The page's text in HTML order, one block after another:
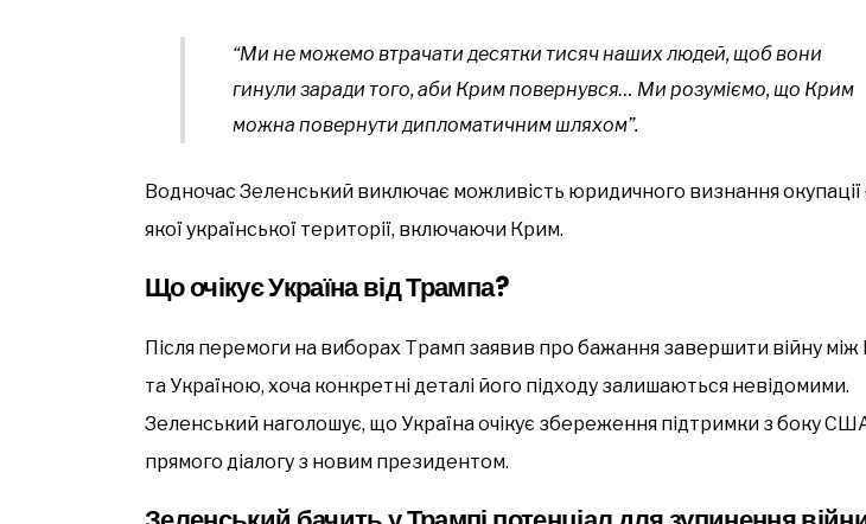
“Ми не можемо втрачати десятки тисяч наших людей, щоб вони
гинули заради того, аби Крим повернувся… Ми розуміємо, що Крим
можна повернути дипломатичним шляхом”.
Водночас Зеленський виключає можливість юридичного визнання окупації
якої української території, включаючи Крим.
Що очікує Україна від Трампа?
Після перемоги на виборах Трамп заявив про бажання завершити війну між
та Україною, хоча конкретні деталі його підходу залишаються невідомими.
Зеленський наголошує, що Україна очікує збереження підтримки з боку
прямого діалогу з новим президентом.